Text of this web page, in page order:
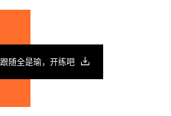
跟随全是瑜，开练吧